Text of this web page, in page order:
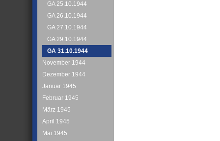
GA 25.10.1944
GA 26.10.1944
GA 27.10.1944
GA 29.10.1944
GA 31.10.1944
November 1944
Dezember 1944
Januar 1945
Februar 1945
März 1945
April 1945
Mai 1945